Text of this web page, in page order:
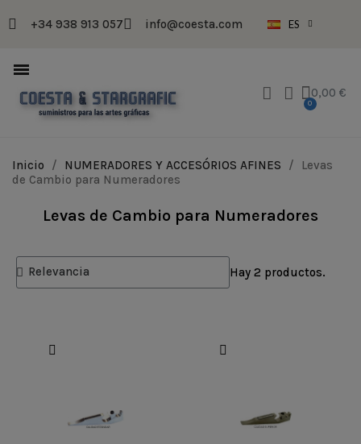
+34 938 913 057 info@coesta.com ES
0,00 €
Inicio NUMERADORES Y ACCESÓRIOS AFINES
Levas
de Cambio para Numeradores
Levas de Cambio para Numeradores
Hay 2 productos.